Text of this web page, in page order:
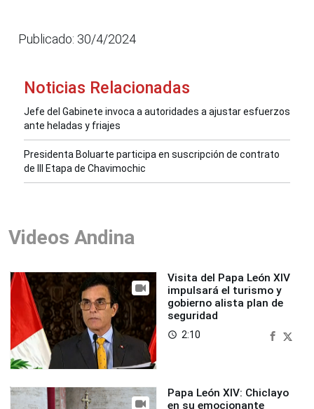
Publicado: 30/4/2024
Noticias Relacionadas
Jefe del Gabinete invoca a autoridades a ajustar esfuerzos
ante heladas y friajes
Presidenta Boluarte participa en suscripción de contrato
de III Etapa de Chavimochic
Videos Andina
Visita del Papa León XIV
impulsará el turismo y
gobierno alista plan de
seguridad
access_time 2:10
Papa León XIV: Chiclayo
en su emocionante